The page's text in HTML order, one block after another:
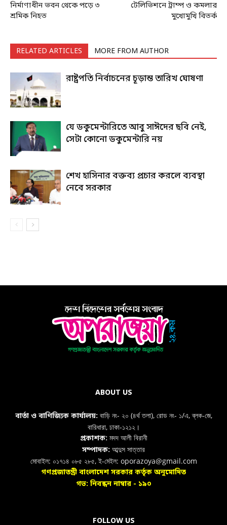
নির্মাণাধীন ভবন থেকে পড়ে ৩
শ্রমিক নিহত
টেলিভিশনে ট্রাম্প ও কমলার
মুখোমুখি বিতর্ক
RELATED ARTICLES MORE FROM AUTHOR
রাষ্ট্রপতি নির্বাচনের চূড়ান্ত তারিখ ঘোষণা
যে ডকুমেন্টারিতে আবু সাঈদের ছবি নেই,
সেটা কোনো ডকুমেন্টারি নয়
শেখ হাসিনার বক্তব্য প্রচার করলে ব্যবস্থা
নেবে সরকার
ABOUT US
বার্তা ও বাণিজ্যিক কার্যালয়: বাড়ি নং- ২০ (৪র্থ তলা), রোড নং- ১/এ, ব্লক-জে,
বারিধারা, ঢাকা-১২১২।
প্রকাশক:মদদ আলী বিরানী
সম্পাদক: আব্দুস সাত্তার
মোবাইল: ০১৭১৪ ০৮৫ ২৮৫, ই-মেইল: oporazoya@gmail.com
গণপ্রজাতন্ত্রী বাংলাদেশ সরকার কর্তৃক অনুমোদিত
গভ: নিবন্ধন নাম্বার - ১৯০
FOLLOW US